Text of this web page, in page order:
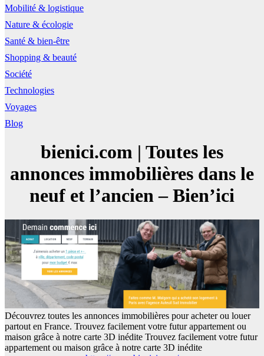
Mobilité & logistique
Nature & écologie
Santé & bien-être
Shopping & beauté
Société
Technologies
Voyages
Blog
bienici.com | Toutes les
annonces immobilières dans le
neuf et l’ancien – Bien’ici
Découvrez toutes les annonces immobilières pour acheter ou louer
partout en France. Trouvez facilement votre futur appartement ou
maison grâce à notre carte 3D inédite Trouvez facilement votre futur
appartement ou maison grâce à notre carte 3D inédite